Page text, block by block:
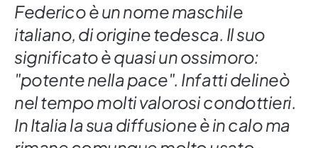
Federico è un nome maschile
italiano, di origine tedesca. Il suo
significato è quasi un ossimoro:
"potente nella pace". Infatti delineò
nel tempo molti valorosi condottieri.
In Italia la sua diffusione è in calo ma